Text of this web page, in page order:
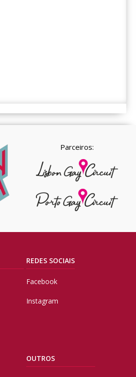
Parceiros:
REDES SOCIAIS
Facebook
Instagram
OUTROS